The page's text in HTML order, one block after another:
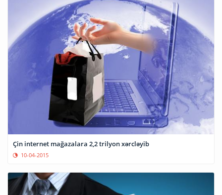
Çin internet mağazalara 2,2 trilyon xərcləyib
10-04-2015